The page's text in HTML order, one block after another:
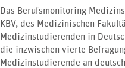
Das Berufsmonitoring
KBV, des Medizinischen
Medizinstudierenden in
die inzwischen vierte
Medizinstudierende an